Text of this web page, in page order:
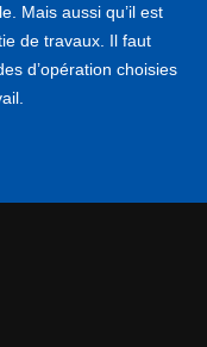
Mais aussi qu’il est
de travaux. Il faut
d’opération choisies